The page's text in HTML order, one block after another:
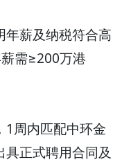
年薪及纳税符合高
需≥200万港
1周内匹配中环金
正式聘用合同及